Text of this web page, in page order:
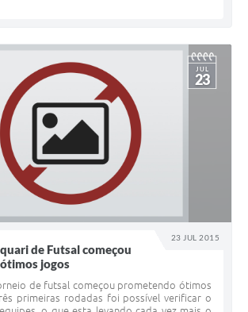
23 JUL 2015
JUL
23
de Futsal começou
jogos
de futsal começou prometendo ótimos
primeiras rodadas foi possível verificar o